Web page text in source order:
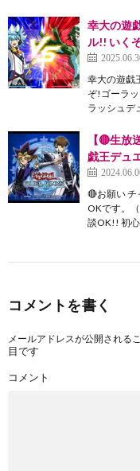
幸大の遊
ル!! いく
幸大の遊戯
ぞ!ゴーラ
ラッシュデ
【🔴生
戯王デュ
🔴お願い
OKです。
談OK!! 初
コメントを書く
メールアドレスが公開される
目です
コメント